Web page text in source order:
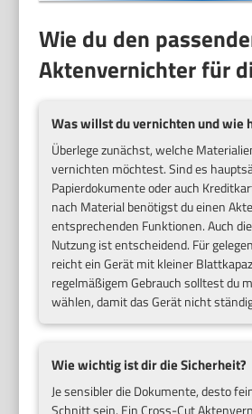
Wie du den
Aktenvernichter für
Was willst du vernichten und wie
Überlege zunächst, welche
vernichten möchtest. Sind es
Papierdokumente oder auch
nach Material benötigst du einen
entsprechenden Funktionen. Auch
Nutzung ist entscheidend. Für
reicht ein Gerät mit kleiner
regelmäßigem Gebrauch solltest du
wählen, damit das Gerät nicht
Wie wichtig ist dir die Sicherheit?
Je sensibler die Dokumente, desto
Schnitt sein. Ein Cross-Cut